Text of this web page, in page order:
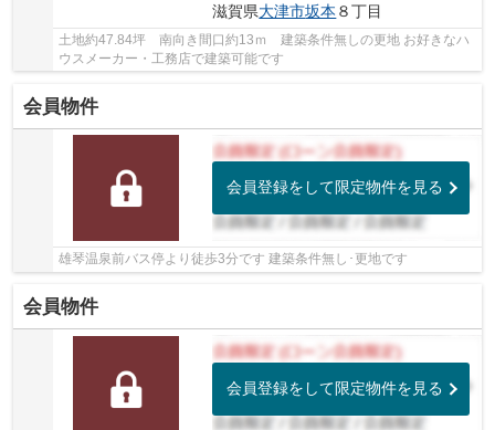
滋賀県大津市坂本 ８丁目
土地約47.84坪 南向き間口約13ｍ 建築条件無しの更地 お好きなハ
ウスメーカー・工務店で建築可能です
会員物件
会員登録をして限定物件を見る
雄琴温泉前バス停より徒歩3分です 建築条件無し･更地です
会員物件
会員登録をして限定物件を見る